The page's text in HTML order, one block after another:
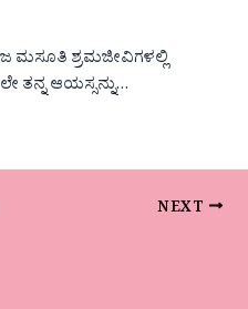
ಮಸೂತಿ ಶ್ರಮಜೀವಿಗಳಲ್ಲಿ
ತನ್ನ ಆಯಸ್ಸನ್ನು…
NEXT